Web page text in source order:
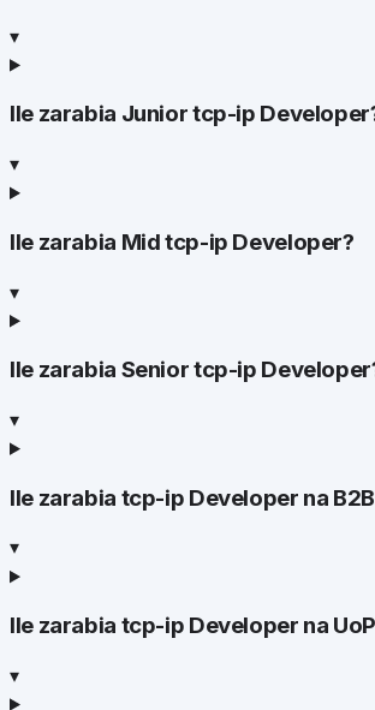
▾
Ile zarabia Junior tcp-ip
▾
Ile zarabia Mid tcp-ip Developer?
▾
Ile zarabia Senior tcp-ip
▾
Ile zarabia tcp-ip Developer na
▾
Ile zarabia tcp-ip Developer na
▾